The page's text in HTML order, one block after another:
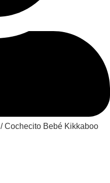
/ Cochecito Bebé Kikkaboo